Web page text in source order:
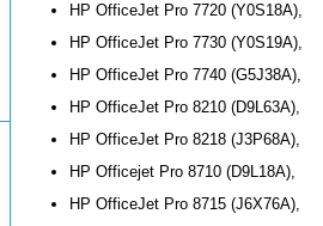
HP OfficeJet Pro 7720 (Y0S18A),
HP OfficeJet Pro 7730 (Y0S19A),
HP OfficeJet Pro 7740 (G5J38A),
HP OfficeJet Pro 8210 (D9L63A),
HP OfficeJet Pro 8218 (J3P68A),
HP Officejet Pro 8710 (D9L18A),
HP OfficeJet Pro 8715 (J6X76A),